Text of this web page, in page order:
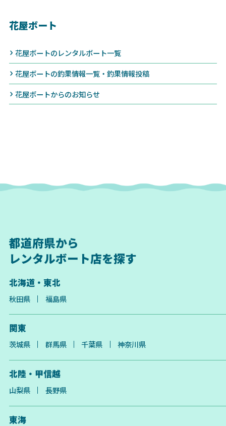
花屋ボート
花屋ボートのレンタルボート一覧
花屋ボートの釣果情報一覧・釣果情報投稿
花屋ボートからのお知らせ
都道府県から
レンタルボート店を探す
北海道・東北
秋田県 福島県
関東
茨城県 群馬県 千葉県 神奈川県
北陸・甲信越
山梨県 長野県
東海